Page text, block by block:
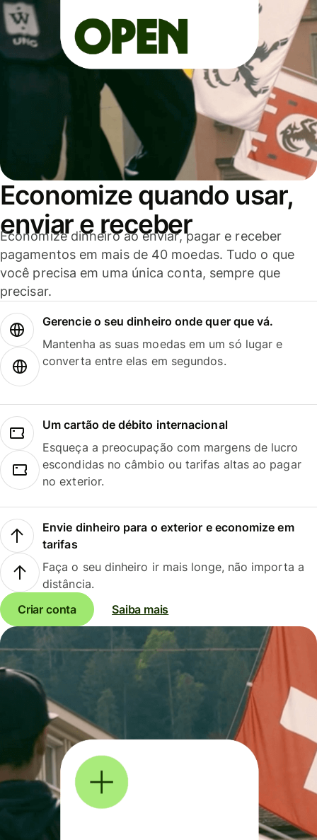
Economize quando usar,
enviar e receber
Economize dinheiro ao enviar, pagar e receber
pagamentos em mais de 40 moedas. Tudo o que
você precisa em uma única conta, sempre que
precisar.
Gerencie o seu dinheiro onde quer que vá.
Mantenha as suas moedas em um só lugar e
converta entre elas em segundos.
Um cartão de débito internacional
Esqueça a preocupação com margens de lucro
escondidas no câmbio ou tarifas altas ao pagar
no exterior.
Envie dinheiro para o exterior e economize em
tarifas
Faça o seu dinheiro ir mais longe, não importa a
distância.
Criar conta
Saiba mais